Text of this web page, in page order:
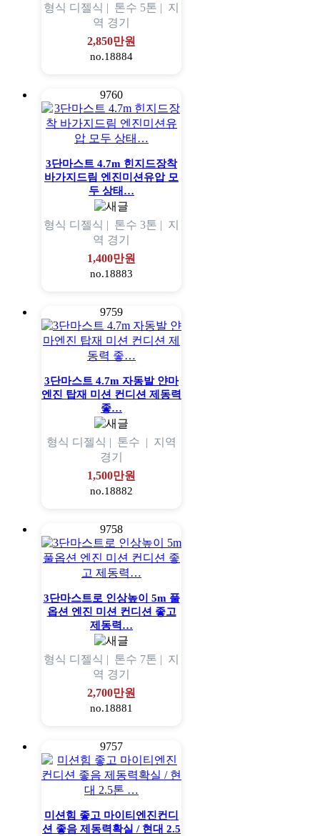
형식 디젤식 | 톤수 5톤 | 지
역 경기
2,850만원
no.18884
9760
3단마스트 4.7m 힌지드장착
바가지드림 엔진미션유압 모
두 상태…
형식 디젤식 | 톤수 3톤 | 지
역 경기
1,400만원
no.18883
9759
3단마스트 4.7m 자동발 얀마
엔진 탑재 미션 컨디션 제동력
좋…
형식 디젤식 | 톤수 | 지역
경기
1,500만원
no.18882
9758
3단마스트로 인상높이 5m 풀
옵션 엔진 미션 컨디션 좋고
제동력…
형식 디젤식 | 톤수 7톤 | 지
역 경기
2,700만원
no.18881
9757
미션힘 좋고 마이티엔진컨디
션 좋음 제동력확실 / 현대 2.5